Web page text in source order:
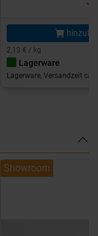
2,13 € / kg
Lagerware
Lagerware, Versandzeit ca.
Showroom